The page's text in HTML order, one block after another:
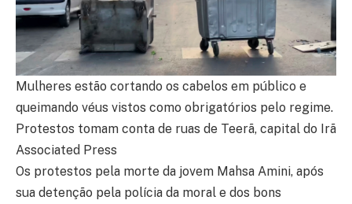
Mulheres estão cortando os cabelos em público e
queimando véus vistos como obrigatórios pelo regime.
Protestos tomam conta de ruas de Teerã, capital do Irã
Associated Press
Os protestos pela morte da jovem Mahsa Amini, após
sua detenção pela polícia da moral e dos bons